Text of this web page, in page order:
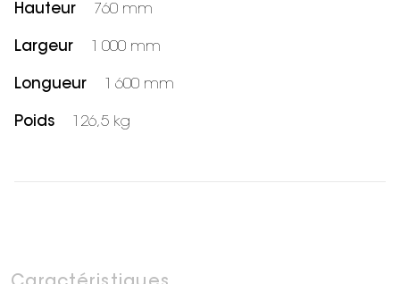
Hauteur 760 mm
Largeur 1 000 mm
Longueur 1 600 mm
Poids 126,5 kg